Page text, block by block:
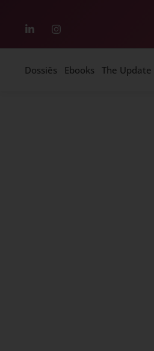
Dossiês Ebooks The Update